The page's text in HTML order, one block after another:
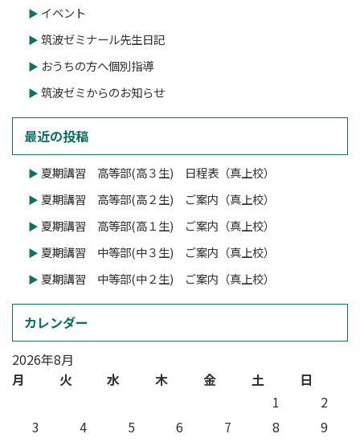
イベント
筑波ゼミナール先生日記
おうちの方へ個別指導
筑波ゼミからのお知らせ
最近の投稿
夏期講習 高等部(高３生) 日程表（真上校）
夏期講習 高等部(高２生) ご案内（真上校）
夏期講習 高等部(高１生) ご案内（真上校）
夏期講習 中等部(中３生) ご案内（真上校）
夏期講習 中等部(中２生) ご案内（真上校）
カレンダー
2026年8月
月
火 水 木 金 土
日
1
2
3
4 5 6 7 8 9